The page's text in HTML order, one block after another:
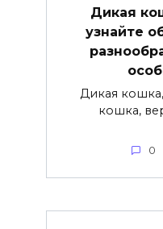
Дикая
узнайте
Дикая
кошка,
0